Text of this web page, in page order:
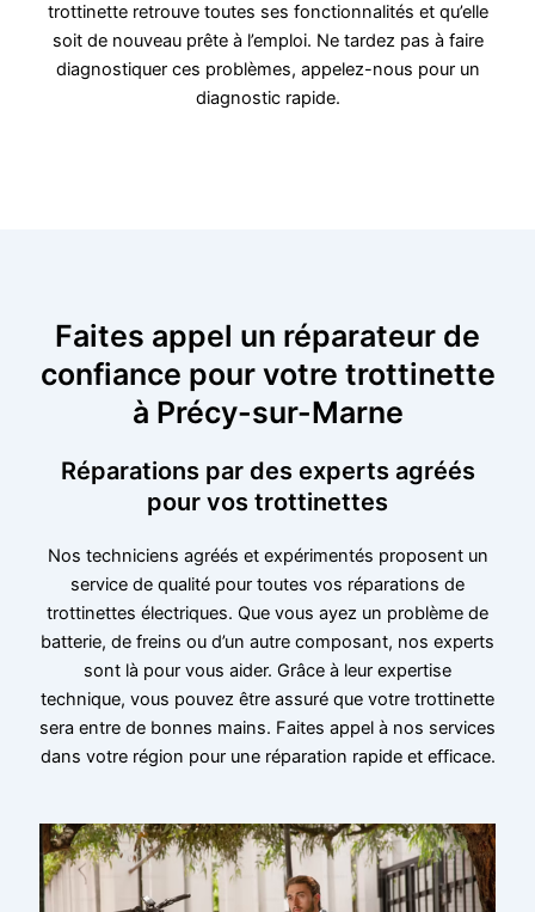
trottinette retrouve toutes ses fonctionnalités et qu’elle
soit de nouveau prête à l’emploi. Ne tardez pas à faire
diagnostiquer ces problèmes, appelez-nous pour un
diagnostic rapide.
Faites appel un réparateur de
confiance pour votre trottinette
à Précy-sur-Marne
Réparations par des experts agréés
pour vos trottinettes
Nos techniciens agréés et expérimentés proposent un
service de qualité pour toutes vos réparations de
trottinettes électriques. Que vous ayez un problème de
batterie, de freins ou d’un autre composant, nos experts
sont là pour vous aider. Grâce à leur expertise
technique, vous pouvez être assuré que votre trottinette
sera entre de bonnes mains. Faites appel à nos services
dans votre région pour une réparation rapide et efficace.